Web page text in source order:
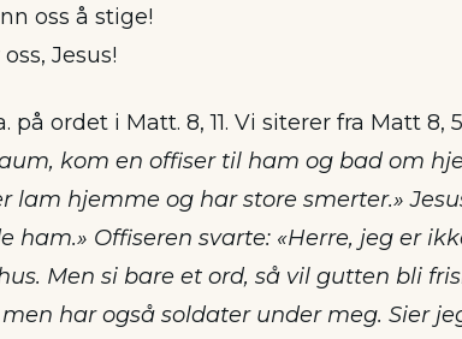
oss å stige!
Jesus!
ordet i Matt. 8, 11. Vi siterer fra Matt 8,
kom en offiser til ham og bad om
lam hjemme og har store smerter.»
ham.» Offiseren svarte: «Herre, jeg er
Men si bare et ord, så vil gutten bli
har også soldater under meg. Sier